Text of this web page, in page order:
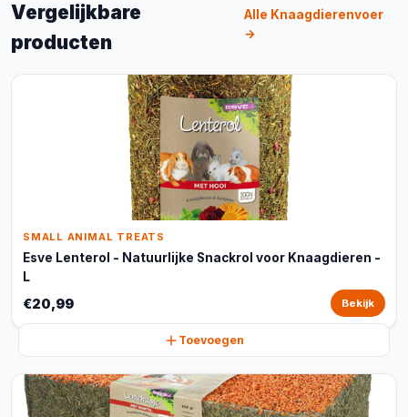
Vergelijkbare
producten
Alle Knaagdierenvoer
→
SMALL ANIMAL TREATS
Esve Lenterol - Natuurlijke Snackrol voor Knaagdieren -
L
€20,99 Bekijk
Toevoegen